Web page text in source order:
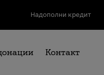
Надополни кредит
Контакт